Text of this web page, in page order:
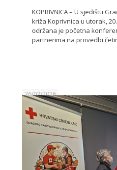
KOPRIVNICA – U sjedištu
križa Koprivnica u utorak,
održana je početna
partnerima na provedbi
26/02/2026